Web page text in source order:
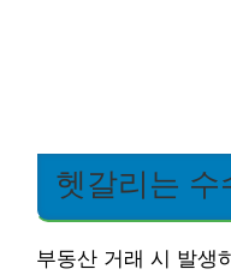
헷갈리는 수
부동산 거래 시 발생